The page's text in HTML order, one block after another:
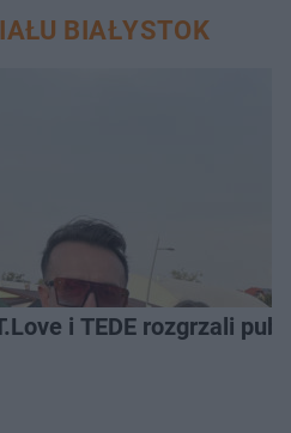
BIAŁYSTOK
i TEDE rozgrzali